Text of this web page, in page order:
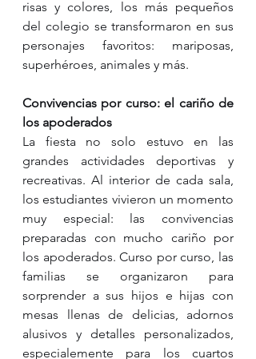
risas y colores, los más pequeños
del colegio se transformaron en sus
personajes favoritos: mariposas,
superhéroes, animales y más.
Convivencias por curso: el cariño de
los apoderados
La fiesta no solo estuvo en las
grandes actividades deportivas y
recreativas. Al interior de cada sala,
los estudiantes vivieron un momento
muy especial: las convivencias
preparadas con mucho cariño por
los apoderados. Curso por curso, las
familias se organizaron para
sorprender a sus hijos e hijas con
mesas llenas de delicias, adornos
alusivos y detalles personalizados,
especialemente para los cuartos